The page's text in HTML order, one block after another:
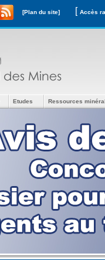
[Plan du site] [
Etudes Ressources